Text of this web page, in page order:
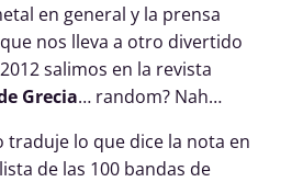
en general y la prensa
nos lleva a otro divertido
salimos en la revista
Grecia… random? Nah…
traduje lo que dice la nota en
de las 100 bandas de